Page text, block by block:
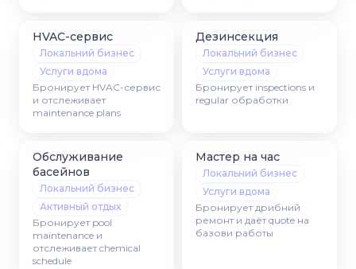
HVAC-сервис
Локальний бизнес
Услуги вдома
Бронирует HVAC-сервис
и отслеживает
maintenance plans
Дезинсекция
Локальний бизнес
Услуги вдома
Бронирует inspections и
regular обработки
Обслуживание
басейнов
Локальний бизнес
Активный отдых
Бронирует pool
maintenance и
отслеживает chemical
schedule
Мастер на час
Локальний бизнес
Услуги вдома
Бронирует дрибний
ремонт и даёт quote на
базови работы